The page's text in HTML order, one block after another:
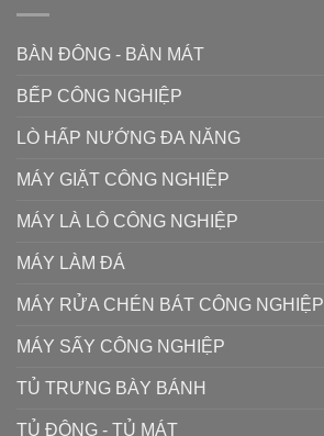
BÀN ĐÔNG - BÀN MÁT
BẾP CÔNG NGHIỆP
LÒ HẤP NƯỚNG ĐA NĂNG
MÁY GIẶT CÔNG NGHIỆP
MÁY LÀ LÔ CÔNG NGHIỆP
MÁY LÀM ĐÁ
MÁY RỬA CHÉN BÁT CÔNG NGHIỆP
MÁY SẤY CÔNG NGHIỆP
TỦ TRƯNG BÀY BÁNH
TỦ ĐÔNG - TỦ MÁT